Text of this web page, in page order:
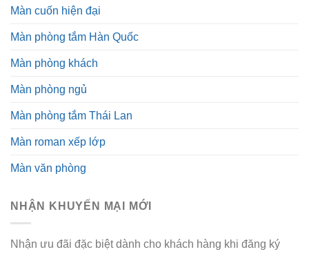
Màn cuốn hiện đại
Màn phòng tắm Hàn Quốc
Màn phòng khách
Màn phòng ngủ
Màn phòng tắm Thái Lan
Màn roman xếp lớp
Màn văn phòng
NHẬN KHUYẾN MẠI MỚI
Nhận ưu đãi đặc biệt dành cho khách hàng khi đăng ký